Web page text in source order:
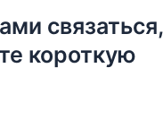
связаться,
короткую